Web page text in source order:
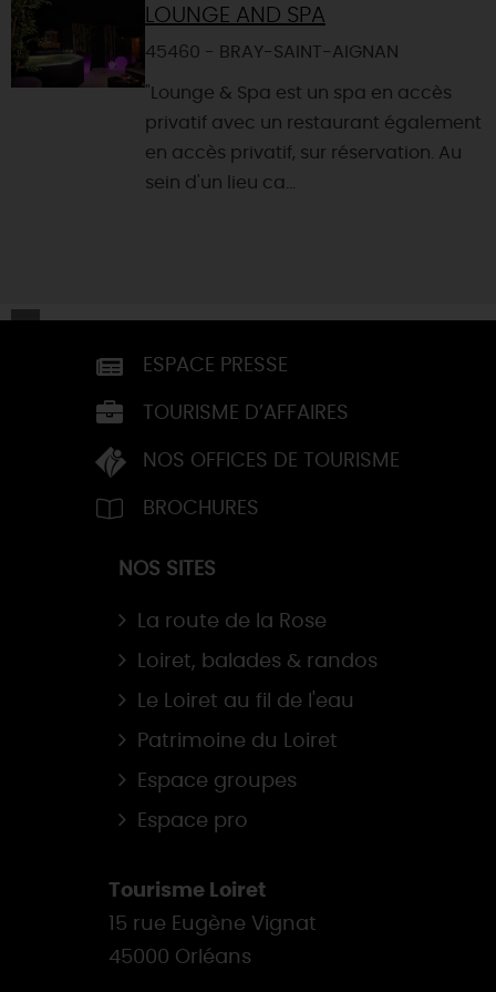
LOUNGE AND SPA
45460 - BRAY-SAINT-AIGNAN
"Lounge & Spa est un spa en accès
privatif avec un restaurant également
en accès privatif, sur réservation. Au
sein d'un lieu ca...
ESPACE PRESSE
TOURISME D’AFFAIRES
NOS OFFICES DE TOURISME
BROCHURES
NOS SITES
La route de la Rose
Loiret, balades & randos
Le Loiret au fil de l'eau
Patrimoine du Loiret
Espace groupes
Espace pro
Tourisme Loiret
15 rue Eugène Vignat
45000 Orléans